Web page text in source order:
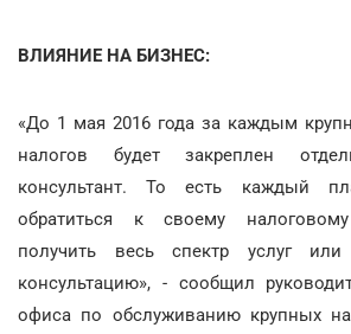
ВЛИЯНИЕ НА БИЗНЕС:
«До 1 мая 2016 года за каждым
налогов будет закреплен
консультант. То есть каждый
обратиться к своему
получить весь спектр услуг
консультацию», - сообщил
офиса по обслуживанию крупных